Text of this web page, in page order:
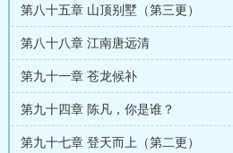
第八十五章 山顶别墅（第三更）
第八十八章 江南唐远清
第九十一章 苍龙候补
第九十四章 陈凡，你是谁？
第九十七章 登天而上（第二更）